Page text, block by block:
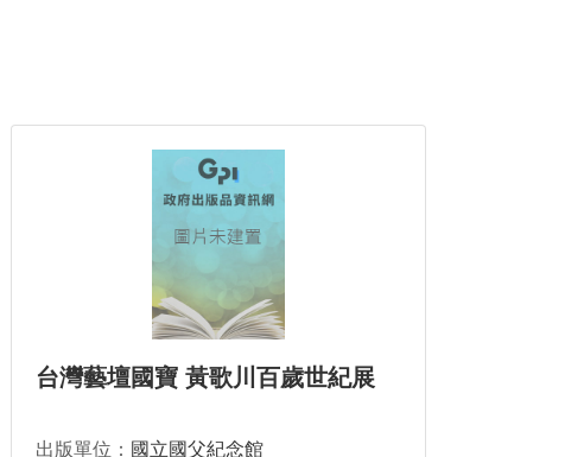
台灣藝壇國寶 黃歌川百歲世紀展
出版單位： 國立國父紀念館